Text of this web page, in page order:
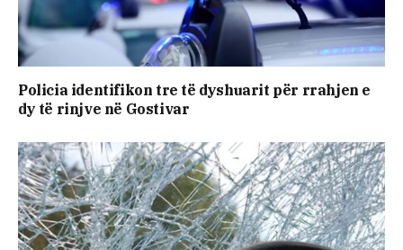
Policia identifikon tre të dyshuarit për rrahjen e
dy të rinjve në Gostivar